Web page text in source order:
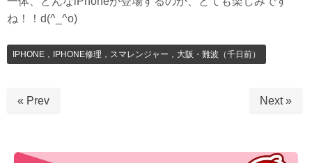
ね！！d(^_^o)
IPHONE，IPHONE修理，スマレンジャー，大阪・難波（千日前）
« Prev Next »